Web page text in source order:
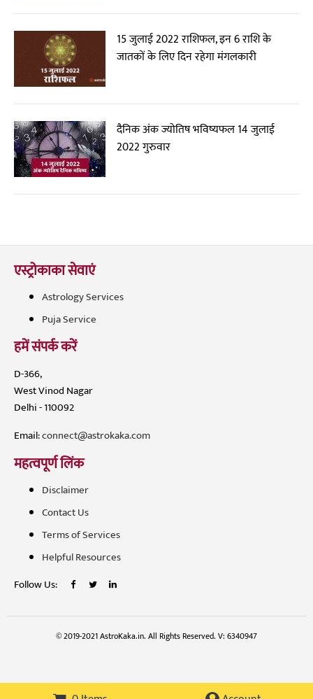
15 जुलाई 2022 राशिफल, इन 6 राशि के
जातकों के लिए दिन रहेगा मंगलकारी
दैनिक अंक ज्योतिष भविष्यफल 14 जुलाई
2022 गुरुवार
एस्ट्रोकाका सेवाएं
Astrology Services
Puja Service
हमें संपर्क करें
D-366,
West Vinod Nagar
Delhi - 110092
Email:connect@astrokaka.com
महत्वपूर्ण लिंक
Disclaimer
Contact Us
Terms of Services
Helpful Resources
Follow Us:
© 2019-2021 AstroKaka.in. All Rights Reserved. V: 6340947